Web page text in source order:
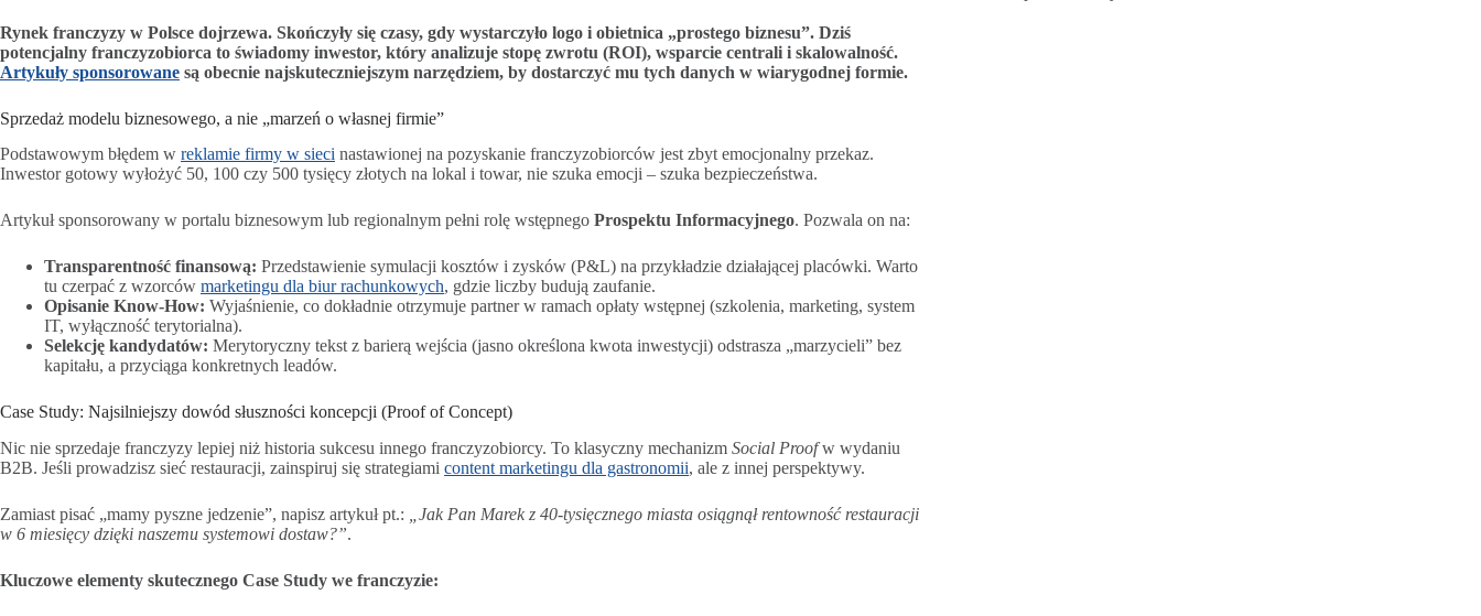
Rynek franczyzy w Polsce dojrzewa. Skończyły się czasy, gdy wystarczyło logo i obietnica „prostego biznesu”. Dziś
potencjalny franczyzobiorca to świadomy inwestor, który analizuje stopę zwrotu (ROI), wsparcie centrali i skalowalność.
Artykuły sponsorowane są obecnie najskuteczniejszym narzędziem, by dostarczyć mu tych danych w wiarygodnej formie.
Sprzedaż modelu biznesowego, a nie „marzeń o własnej firmie”
Podstawowym błędem w reklamie firmy w sieci nastawionej na pozyskanie franczyzobiorców jest zbyt emocjonalny przekaz.
Inwestor gotowy wyłożyć 50, 100 czy 500 tysięcy złotych na lokal i towar, nie szuka emocji – szuka bezpieczeństwa.
Artykuł sponsorowany w portalu biznesowym lub regionalnym pełni rolę wstępnego Prospektu Informacyjnego. Pozwala on na:
Transparentność finansową: Przedstawienie symulacji kosztów i zysków (P&L) na przykładzie działającej placówki. Warto
tu czerpać z wzorców marketingu dla biur rachunkowych, gdzie liczby budują zaufanie.
Opisanie Know-How: Wyjaśnienie, co dokładnie otrzymuje partner w ramach opłaty wstępnej (szkolenia, marketing, system
IT, wyłączność terytorialna).
Selekcję kandydatów: Merytoryczny tekst z barierą wejścia (jasno określona kwota inwestycji) odstrasza „marzycieli” bez
kapitału, a przyciąga konkretnych leadów.
Case Study: Najsilniejszy dowód słuszności koncepcji (Proof of Concept)
Nic nie sprzedaje franczyzy lepiej niż historia sukcesu innego franczyzobiorcy. To klasyczny mechanizm Social Proofw wydaniu
B2B. Jeśli prowadzisz sieć restauracji, zainspiruj się strategiami content marketingu dla gastronomii, ale z innej perspektywy.
Zamiast pisać „mamy pyszne jedzenie”, napisz artykuł pt.:
„Jak Pan Marek z 40-tysięcznego miasta osiągnął rentowność restauracji
w 6 miesięcy dzięki naszemu systemowi dostaw?”.
Kluczowe elementy skutecznego Case Study we franczyzie: